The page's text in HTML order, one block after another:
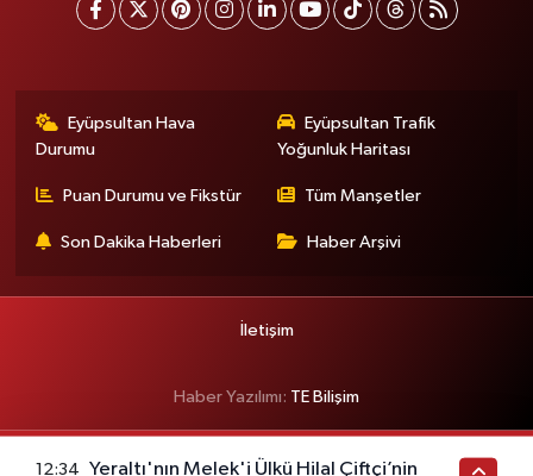
Eyüpsultan Hava
Durumu
Eyüpsultan Trafik
Yoğunluk Haritası
Puan Durumu ve Fikstür Tüm Manşetler
Son Dakika Haberleri Haber Arşivi
İletişim
Haber Yazılımı: TE Bilişim
12:34 Yeraltı'nın Melek'i Ülkü Hilal Çiftçi’nin